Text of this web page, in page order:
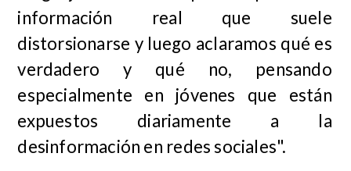
información real que suele
distorsionarse y luego aclaramos qué es
verdadero y qué no, pensando
especialmente en jóvenes que están
expuestos diariamente a la
desinformación en redes sociales".